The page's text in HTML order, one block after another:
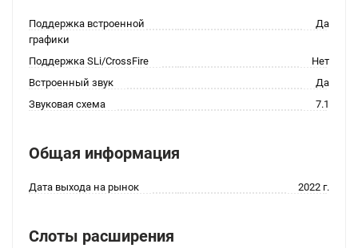
Поддержка встроенной
графики
Да
Поддержка SLi/CrossFire
Нет
Встроенный звук
Да
Звуковая схема
7.1
Общая информация
Дата выхода на рынок 2022 г.
Слоты расширения